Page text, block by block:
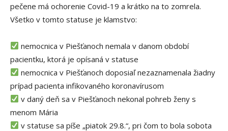
pečene má ochorenie Covid-19 a krátko na to zomrela.
Všetko v tomto statuse je klamstvo:
nemocnica v Piešťanoch nemala v danom období
pacientku, ktorá je opísaná v statuse
nemocnica v Piešťanoch doposiaľ nezaznamenala žiadny
prípad pacienta infikovaného koronavírusom
v daný deň sa v Piešťanoch nekonal pohreb ženy s
menom Mária
v statuse sa píše „piatok 29.8.“, pri čom to bola sobota